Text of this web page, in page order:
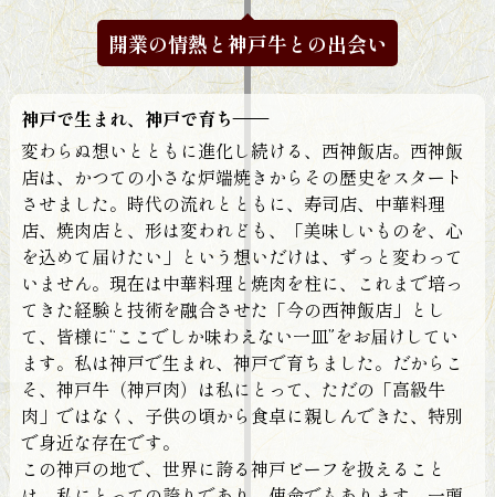
開業の情熱と神戸牛との出会い
神戸で生まれ、神戸で育ち——
変わらぬ想いとともに進化し続ける、西神飯店。西神飯
店は、かつての小さな炉端焼きからその歴史をスタート
させました。時代の流れとともに、寿司店、中華料理
店、焼肉店と、形は変われども、「美味しいものを、心
を込めて届けたい」という想いだけは、ずっと変わって
いません。現在は中華料理と焼肉を柱に、これまで培っ
てきた経験と技術を融合させた「今の西神飯店」とし
て、皆様に“ここでしか味わえない一皿”をお届けしてい
ます。私は神戸で生まれ、神戸で育ちました。だからこ
そ、神戸牛（神戸肉）は私にとって、ただの「高級牛
肉」ではなく、子供の頃から食卓に親しんできた、特別
で身近な存在です。
この神戸の地で、世界に誇る神戸ビーフを扱えること